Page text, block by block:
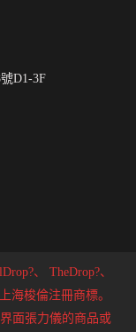
D1-3F
、
TheDrop?、
海梭倫注冊商標。
面張力儀的商品或